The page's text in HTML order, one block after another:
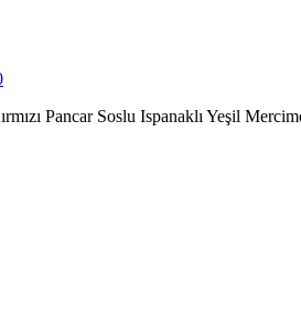
Pancar Soslu Ispanaklı Yeşil